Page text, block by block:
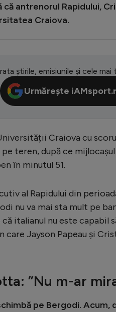
antrenorul Rapidului,
Craiova.
știrile, emisiunile și cele
Urmărește
Craiova cu
pe teren, după ce
în minutul 51.
al Rapidului din
nu va mai sta mult pe
italianul nu este capabil
care Jayson Papeau și
”Nu m-ar
pe Bergodi.